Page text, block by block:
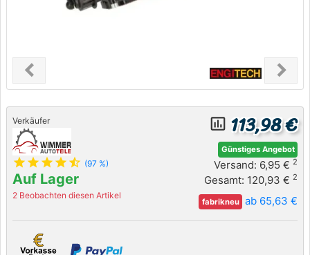
chevron_leftPrevious chevron_right
Next
Verkäufer
star star star star star_half (97 %)
Auf Lager
2 Beobachten diesen Artikel
insert_chart_outlined 113,98 €
Günstiges Angebot
Versand: 6,95 € 2
Gesamt: 120,93 € 2
fabrikneu ab 65,63 €